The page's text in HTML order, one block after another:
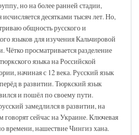
но на более ранней стадии,
исчисляется десятками тысяч лет. Но,
общность русского и
языков для изучения Кальчировой
Чётко просматривается разделение
языка на Российской
начиная с 12 века. Русский язык
в развитии. Тюркский язык
и пошёл по своему пути.
замедлился в развитии, на
говорят сейчас на Украине. Ключевая
времени, нашествие Чингиз хана.